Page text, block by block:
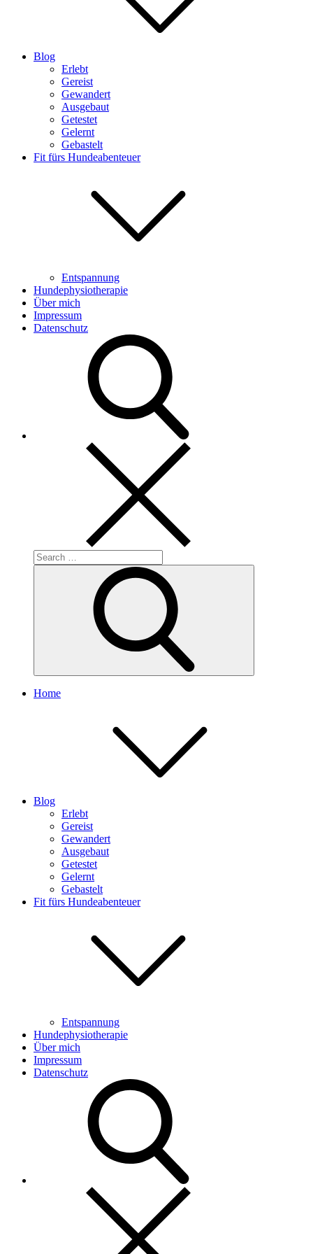
Blog
Erlebt
Gereist
Gewandert
Ausgebaut
Getestet
Gelernt
Gebastelt
Fit fürs Hundeabenteuer
Entspannung
Hundephysiotherapie
Über mich
Impressum
Datenschutz
Search
for:
Home
Blog
Erlebt
Gereist
Gewandert
Ausgebaut
Getestet
Gelernt
Gebastelt
Fit fürs Hundeabenteuer
Entspannung
Hundephysiotherapie
Über mich
Impressum
Datenschutz